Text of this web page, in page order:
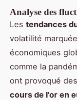
Analyse des
Les tendances
volatilité
économiques
comme la
ont provoqué
cours de l'or en